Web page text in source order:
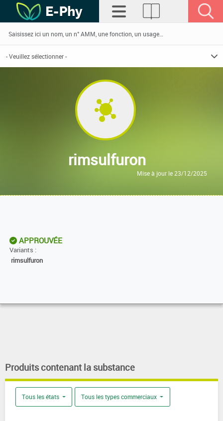
rimsulfuron
Mise à jour le 23/12/2025
APPROUVÉE
Variants :
rimsulfuron
Produits contenant la substance
Tous les états Tous les types commerciaux